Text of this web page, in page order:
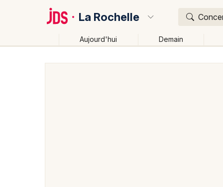
La Rochelle
Aujourd'hui Demain